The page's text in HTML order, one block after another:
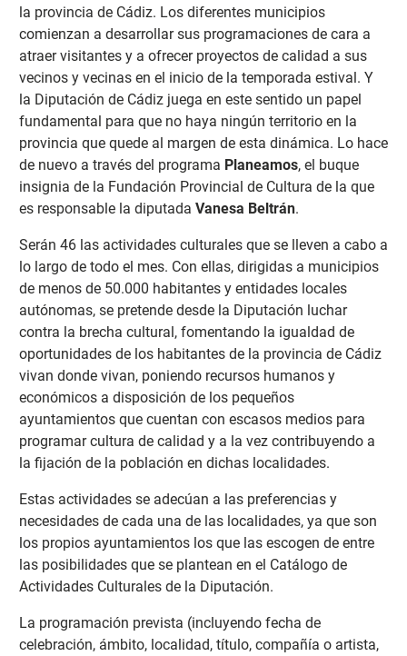
la provincia de Cádiz. Los diferentes municipios
comienzan a desarrollar sus programaciones de cara a
atraer visitantes y a ofrecer proyectos de calidad a sus
vecinos y vecinas en el inicio de la temporada estival. Y
la Diputación de Cádiz juega en este sentido un papel
fundamental para que no haya ningún territorio en la
provincia que quede al margen de esta dinámica. Lo hace
de nuevo a través del programa Planeamos, el buque
insignia de la Fundación Provincial de Cultura de la que
es responsable la diputada Vanesa Beltrán.
Serán 46 las actividades culturales que se lleven a cabo a
lo largo de todo el mes. Con ellas, dirigidas a municipios
de menos de 50.000 habitantes y entidades locales
autónomas, se pretende desde la Diputación luchar
contra la brecha cultural, fomentando la igualdad de
oportunidades de los habitantes de la provincia de Cádiz
vivan donde vivan, poniendo recursos humanos y
económicos a disposición de los pequeños
ayuntamientos que cuentan con escasos medios para
programar cultura de calidad y a la vez contribuyendo a
la fijación de la población en dichas localidades.
Estas actividades se adecúan a las preferencias y
necesidades de cada una de las localidades, ya que son
los propios ayuntamientos los que las escogen de entre
las posibilidades que se plantean en el Catálogo de
Actividades Culturales de la Diputación.
La programación prevista (incluyendo fecha de
celebración, ámbito, localidad, título, compañía o artista,